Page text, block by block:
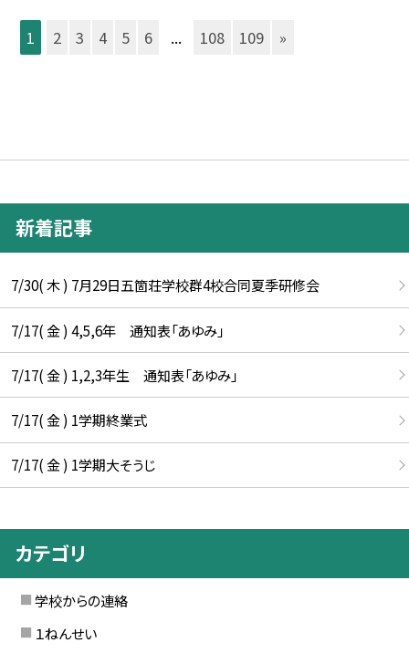
1 2 3 4 5 6 ... 108 109 »
新着記事
7/30( 木 ) 7月29日五箇荘学校群4校合同夏季研修会
7/17( 金 ) 4,5,6年 通知表「あゆみ」
7/17( 金 ) 1,2,3年生 通知表「あゆみ」
7/17( 金 ) 1学期終業式
7/17( 金 ) 1学期大そうじ
カテゴリ
学校からの連絡
１ねんせい